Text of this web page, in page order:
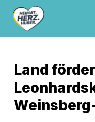
content
Land